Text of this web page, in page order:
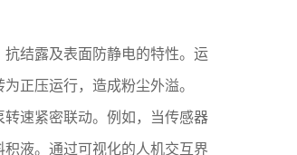
结露及表面防静电的特性。运
正压运行，造成粉尘外溢。
速紧密联动。例如，当传感器
液。通过可视化的人机交互界